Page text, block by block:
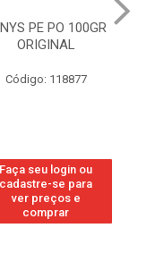
PE PO 100GR
ORIGINAL
Código: 118877
Faça seu login ou
cadastre-se para
ver preços e
comprar